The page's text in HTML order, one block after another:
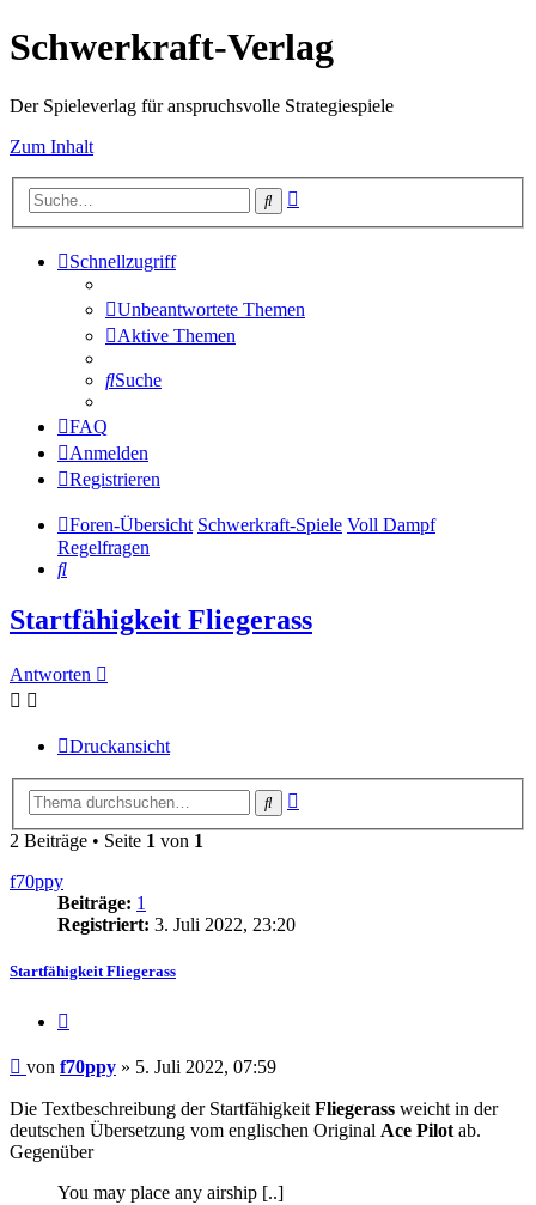
Schwerkraft-Verlag
Der Spieleverlag für anspruchsvolle Strategiespiele
Zum Inhalt
Suche
Schnellzugriff
Unbeantwortete Themen
Aktive Themen
Suche
FAQ
Anmelden
Registrieren
Foren-Übersicht Schwerkraft-Spiele Voll Dampf
Regelfragen
Suche
Startfähigkeit Fliegerass
Antworten
Druckansicht
Suche
2 Beiträge • Seite 1 von 1
f70ppy
Beiträge: 1
Registriert: 3. Juli 2022, 23:20
Startfähigkeit Fliegerass
Beitrag
von f70ppy » 5. Juli 2022, 07:59
Die Textbeschreibung der Startfähigkeit Fliegerass weicht in der
deutschen Übersetzung vom englischen Original Ace Pilot ab.
Gegenüber
You may place any airship [..]